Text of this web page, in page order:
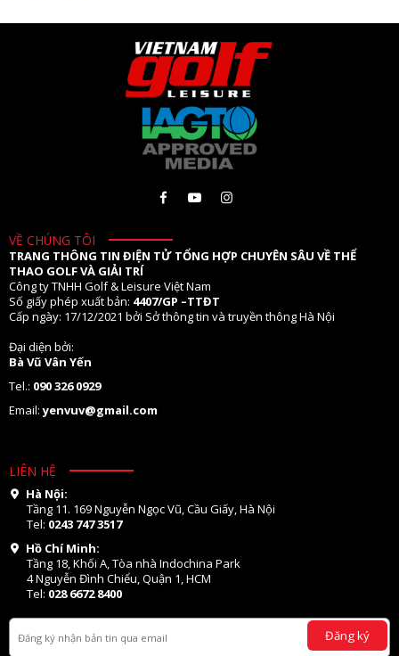
VỀ CHÚNG TÔI
TRANG THÔNG TIN ĐIỆN TỬ TỔNG HỢP CHUYÊN SÂU VỀ THỂ
THAO GOLF VÀ GIẢI TRÍ
Công ty TNHH Golf & Leisure Việt Nam
Số giấy phép xuất bản: 4407/GP –TTĐT
Cấp ngày: 17/12/2021 bởi Sở thông tin và truyền thông Hà Nội
Đại diện bởi:
Bà Vũ Vân Yến
Tel.: 090 326 0929
Email:yenvuv@gmail.com
LIÊN HỆ
Hà Nội:
Tầng 11. 169 Nguyễn Ngọc Vũ, Cầu Giấy, Hà Nội
Tel: 0243 747 3517
Hồ Chí Minh:
Tầng 18, Khối A, Tòa nhà Indochina Park
4 Nguyễn Đình Chiểu, Quận 1, HCM
Tel: 028 6672 8400
Đăng ký